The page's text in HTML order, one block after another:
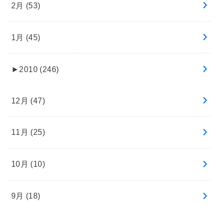
2月 (53)
1月 (45)
► 2010 (246)
12月 (47)
11月 (25)
10月 (10)
9月 (18)